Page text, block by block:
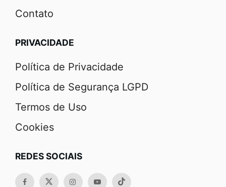
Contato
PRIVACIDADE
Política de Privacidade
Política de Segurança LGPD
Termos de Uso
Cookies
REDES SOCIAIS